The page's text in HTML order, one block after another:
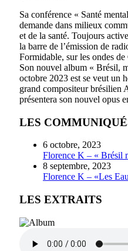
Sa conférence « Santé
demande dans milieux
et de la santé. Toujours
la barre de l’émission de
Formidable, sur les ondes
Son nouvel album « Brésil,
octobre 2023 est se veut un
grand compositeur brésilien
présentera son nouvel opus
LES
6 octobre, 2023
Florence K – « Brésil
8 septembre, 2023
Florence K – «Les
LES EXTRAITS